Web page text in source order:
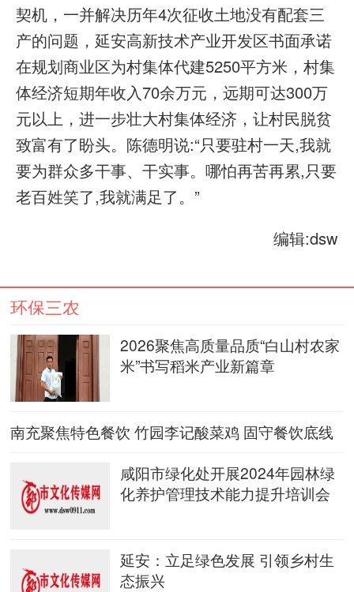
契机，一并解决历年4次征收土地没有配套三
产的问题，延安高新技术产业开发区书面承诺
在规划商业区为村集体代建5250平方米，村集
体经济短期年收入70余万元，远期可达300万
元以上，进一步壮大村集体经济，让村民脱贫
致富有了盼头。陈德明说:“只要驻村一天,我就
要为群众多干事、干实事。哪怕再苦再累,只要
老百姓笑了,我就满足了。”
编辑:dsw
环保三农
2026聚焦高质量品质“白山村农家
米”书写稻米产业新篇章
南充聚焦特色餐饮 竹园李记酸菜鸡 固守餐饮底线
咸阳市绿化处开展2024年园林绿
化养护管理技术能力提升培训会
延安：立足绿色发展 引领乡村生
态振兴